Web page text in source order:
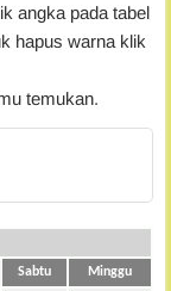
angka pada tabel
hapus warna klik
temukan.
Sabtu Minggu